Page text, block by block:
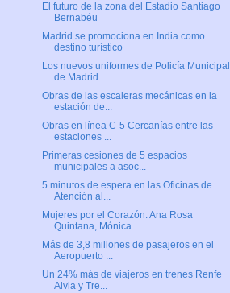
El futuro de la zona del Estadio Santiago
Bernabéu
Madrid se promociona en India como
destino turístico
Los nuevos uniformes de Policía Municipal
de Madrid
Obras de las escaleras mecánicas en la
estación de...
Obras en línea C-5 Cercanías entre las
estaciones ...
Primeras cesiones de 5 espacios
municipales a asoc...
5 minutos de espera en las Oficinas de
Atención al...
Mujeres por el Corazón: Ana Rosa
Quintana, Mónica ...
Más de 3,8 millones de pasajeros en el
Aeropuerto ...
Un 24% más de viajeros en trenes Renfe
Alvia y Tre...